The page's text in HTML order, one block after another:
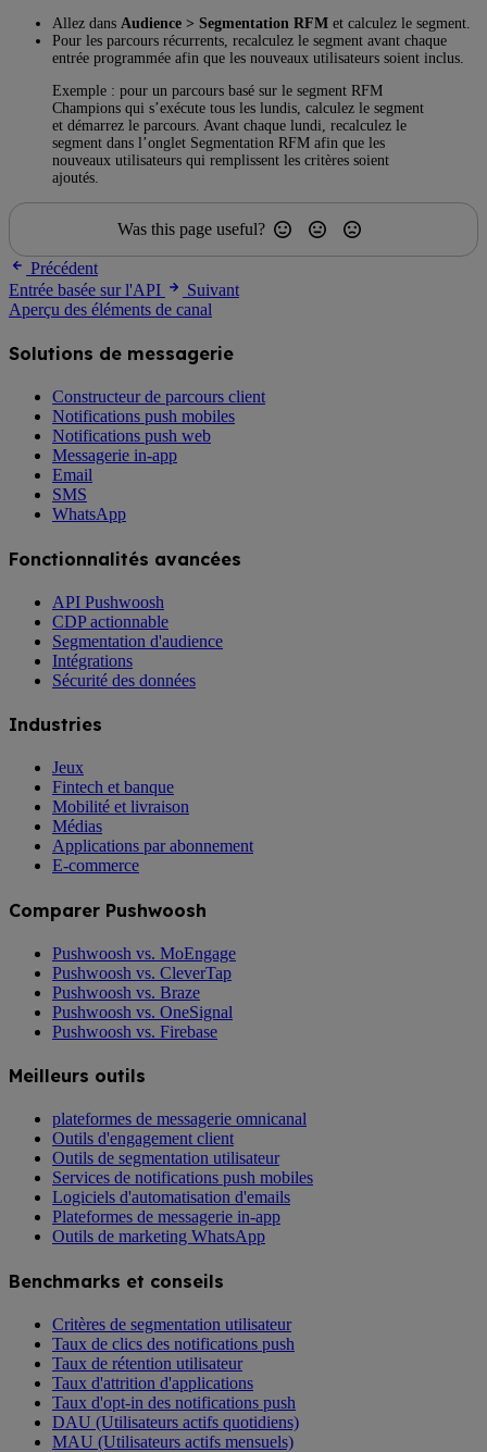
Allez dans Audience > Segmentation RFM et calculez le segment.
Pour les parcours récurrents, recalculez le segment avant chaque
entrée programmée afin que les nouveaux utilisateurs soient inclus.
Exemple : pour un parcours basé sur le segment RFM
Champions qui s’exécute tous les lundis, calculez le segment
et démarrez le parcours. Avant chaque lundi, recalculez le
segment dans l’onglet Segmentation RFM afin que les
nouveaux utilisateurs qui remplissent les critères soient
ajoutés.
Was this page useful?
Précédent
Entrée basée sur l'API
Suivant
Aperçu des éléments de canal
Solutions de messagerie
Constructeur de parcours client
Notifications push mobiles
Notifications push web
Messagerie in-app
Email
SMS
WhatsApp
Fonctionnalités avancées
API Pushwoosh
CDP actionnable
Segmentation d'audience
Intégrations
Sécurité des données
Industries
Jeux
Fintech et banque
Mobilité et livraison
Médias
Applications par abonnement
E-commerce
Comparer Pushwoosh
Pushwoosh vs. MoEngage
Pushwoosh vs. CleverTap
Pushwoosh vs. Braze
Pushwoosh vs. OneSignal
Pushwoosh vs. Firebase
Meilleurs outils
plateformes de messagerie omnicanal
Outils d'engagement client
Outils de segmentation utilisateur
Services de notifications push mobiles
Logiciels d'automatisation d'emails
Plateformes de messagerie in-app
Outils de marketing WhatsApp
Benchmarks et conseils
Critères de segmentation utilisateur
Taux de clics des notifications push
Taux de rétention utilisateur
Taux d'attrition d'applications
Taux d'opt-in des notifications push
DAU (Utilisateurs actifs quotidiens)
MAU (Utilisateurs actifs mensuels)